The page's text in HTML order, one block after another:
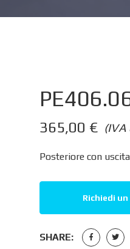
(IVA
365,00 €
Posteriore con
Richiedi
SHARE: